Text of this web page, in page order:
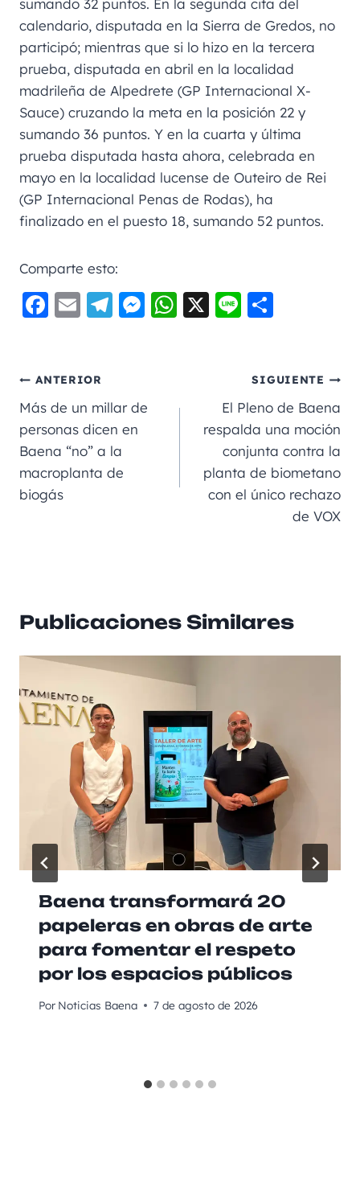
sumando 32 puntos. En la segunda cita del
calendario, disputada en la Sierra de Gredos, no
participó; mientras que si lo hizo en la tercera
prueba, disputada en abril en la localidad
madrileña de Alpedrete (GP Internacional X-
Sauce) cruzando la meta en la posición 22 y
sumando 36 puntos. Y en la cuarta y última
prueba disputada hasta ahora, celebrada en
mayo en la localidad lucense de Outeiro de Rei
(GP Internacional Penas de Rodas), ha
finalizado en el puesto 18, sumando 52 puntos.
Comparte esto:
F
e
b
o
o
k
E
l
Te
m
M
n
W
A
X
Li
p
a
rt
ir
ANTERIOR
Más de un millar de
personas dicen en
Baena “no” a la
macroplanta de
biogás
SIGUIENTE
El Pleno de Baena
respalda una moción
conjunta contra la
planta de biometano
con el único rechazo
de VOX
Publicaciones Similares
Baena transformará 20
papeleras en obras de arte
para fomentar el respeto
por los espacios públicos
Por Noticias Baena 7 de agosto de 2026